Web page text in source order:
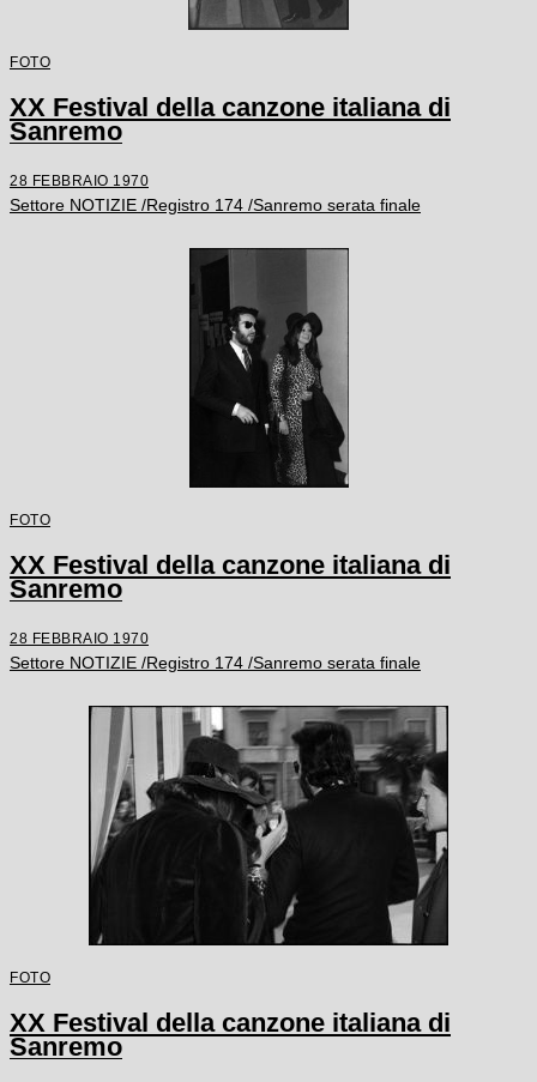
FOTO
XX Festival della canzone italiana di
Sanremo
28 FEBBRAIO 1970
Settore NOTIZIE /Registro 174 /Sanremo serata finale
FOTO
XX Festival della canzone italiana di
Sanremo
28 FEBBRAIO 1970
Settore NOTIZIE /Registro 174 /Sanremo serata finale
FOTO
XX Festival della canzone italiana di
Sanremo